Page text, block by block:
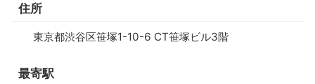
住所
東京都渋谷区笹塚1-10-6 CT笹塚ビル3階
最寄駅